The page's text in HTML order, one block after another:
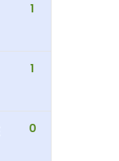
1
1
0